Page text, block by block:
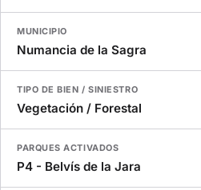
MUNICIPIO
Numancia de la Sagra
TIPO DE BIEN / SINIESTRO
Vegetación / Forestal
PARQUES ACTIVADOS
P4 - Belvís de la Jara